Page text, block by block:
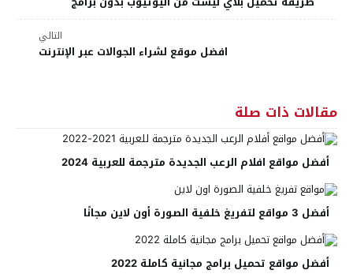
التالي
افضل موقع لشراء الجوالات عبر الإنترنت
مقالات ذات صلة
أفضل مواقع افلام الرعب الجديدة مترجمة للعربية 2024
أفضل 3 مواقع لتفريغ خلفية الصورة أون لاين مجانًا
أفضل مواقع تحميل برامج مجانية كاملة 2022